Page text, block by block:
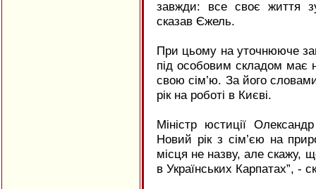
завжди: все своє життя
сказав Єжель.
При цьому на уточнююче
під особовим складом має
свою сім’ю. За його
рік на роботі в Києві.
Міністр юстиції
Новий рік з сім’єю на
місця не назву, але скажу,
в Українських Карпатах”, -